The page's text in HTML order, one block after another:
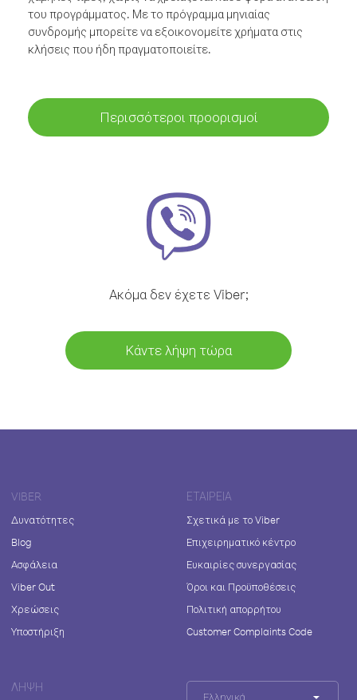
του προγράμματος. Με το πρόγραμμα μηνιαίας
συνδρομής μπορείτε να εξοικονομείτε χρήματα στις
κλήσεις που ήδη πραγματοποιείτε.
Περισσότεροι προορισμοί
Ακόμα δεν έχετε Viber;
Κάντε λήψη τώρα
VIBER
Δυνατότητες
Blog
Ασφάλεια
Viber Out
Χρεώσεις
Υποστήριξη
ΕΤΑΙΡΕΊΑ
Σχετικά με το Viber
Επιχειρηματικό κέντρο
Ευκαιρίες συνεργασίας
Όροι και Προϋποθέσεις
Πολιτική απορρήτου
Customer Complaints Code
ΛΉΨΗ
Ελληνικά